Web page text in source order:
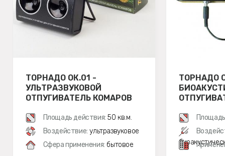
ТОРНАДО ОК.01 -
УЛЬТРАЗВУКОВОЙ
ОТПУГИВАТЕЛЬ КОМАРОВ
Площадь действия: 50 кв.м.
Воздействие: ультразвуковое
Сфера применения: бытовое
ТОРНАДО